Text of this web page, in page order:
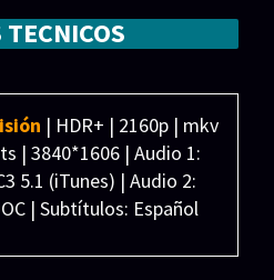
Phoebe Waller-Bridge,
Smith, Lily Rabe
Irlanda-Estados Unidos;
30West, Chapel Place
Columbia Pictures.
TECNICOS
| HDR+ | 2160p | mkv
| 3840*1606 | Audio 1:
5.1 (iTunes) | Audio 2:
| Subtítulos: Español
16.9 GB